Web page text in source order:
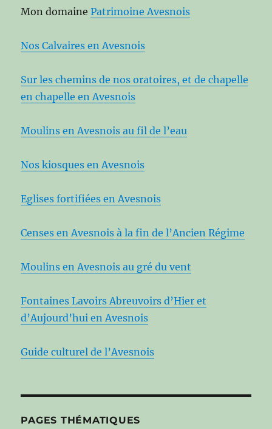
Mon domainePatrimoine Avesnois
Nos Calvaires en Avesnois
Sur les chemins de nos oratoires, et de chapelle
en chapelle en Avesnois
Moulins en Avesnois au fil de l’eau
Nos kiosques en Avesnois
Eglises fortifiées en Avesnois
Censes en Avesnois à la fin de l’Ancien Régime
Moulins en Avesnois au gré du vent
Fontaines Lavoirs Abreuvoirs d’Hier et
d’Aujourd’hui en Avesnois
Guide culturel de l’Avesnois
PAGES THÉMATIQUES